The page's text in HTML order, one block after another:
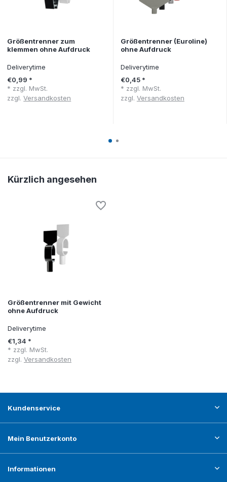
Größentrenner zum
klemmen ohne Aufdruck
Deliverytime
€0,99 *
* zzgl. MwSt.
zzgl.Versandkosten
Größentrenner (Euroline)
ohne Aufdruck
Deliverytime
€0,45 *
* zzgl. MwSt.
zzgl. Versandkosten
Kürzlich angesehen
Größentrenner mit Gewicht
ohne Aufdruck
Deliverytime
€1,34 *
* zzgl. MwSt.
zzgl. Versandkosten
Kundenservice
Mein Benutzerkonto
Informationen